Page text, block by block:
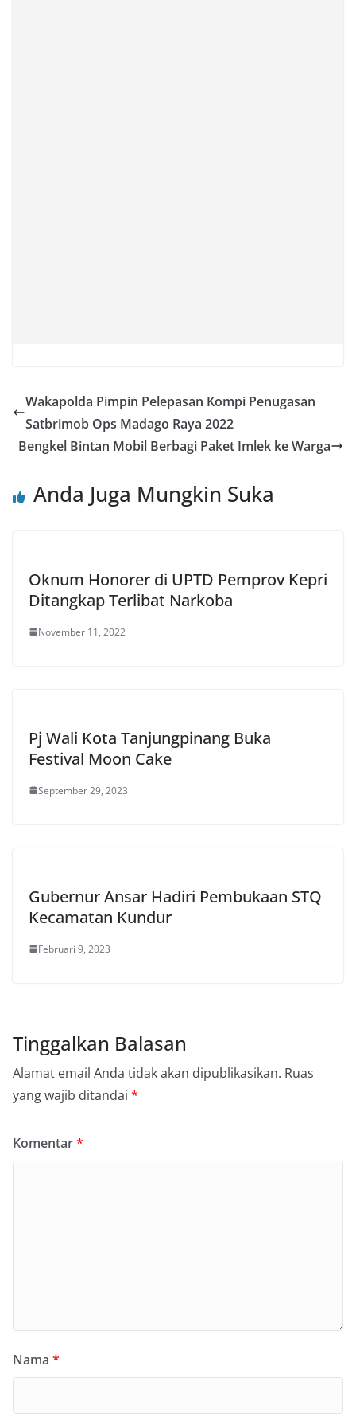
Wakapolda Pimpin Pelepasan Kompi Penugasan
Satbrimob Ops Madago Raya 2022
Bengkel Bintan Mobil Berbagi Paket Imlek ke Warga
Anda Juga Mungkin Suka
Oknum Honorer di UPTD Pemprov Kepri
Ditangkap Terlibat Narkoba
November 11, 2022
Pj Wali Kota Tanjungpinang Buka
Festival Moon Cake
September 29, 2023
Gubernur Ansar Hadiri Pembukaan STQ
Kecamatan Kundur
Februari 9, 2023
Tinggalkan Balasan
Alamat email Anda tidak akan dipublikasikan. Ruas
yang wajib ditandai *
Komentar*
Nama *